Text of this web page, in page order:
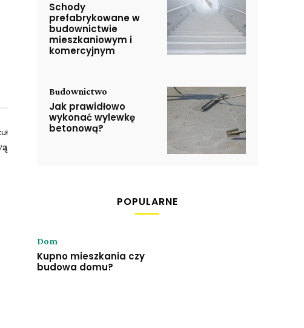
Schody
prefabrykowane w
budownictwie
mieszkaniowym i
komercyjnym
Budownictwo
Jak prawidłowo
wykonać wylewkę
betonową?
POPULARNE
Dom
Kupno mieszkania czy
budowa domu?